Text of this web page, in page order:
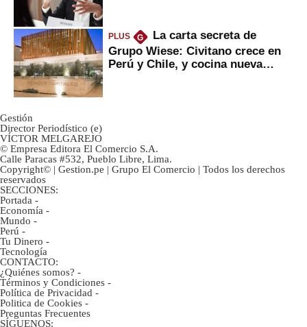
PLUS G
La carta secreta de
Grupo Wiese: Civitano crece en
Perú y Chile, y cocina nueva
Gestión
Director Periodístico (e)
VÍCTOR MELGAREJO
© Empresa Editora El Comercio S.A.
Calle Paracas #532, Pueblo Libre, Lima.
Copyright© | Gestion.pe | Grupo El Comercio | Todos los derechos
reservados
SECCIONES:
Portada -
Economía -
Mundo -
Perú -
Tu Dinero -
Tecnología
CONTACTO:
¿Quiénes somos? -
Términos y Condiciones -
Política de Privacidad -
Politica de Cookies -
Preguntas Frecuentes
SÍGUENOS: